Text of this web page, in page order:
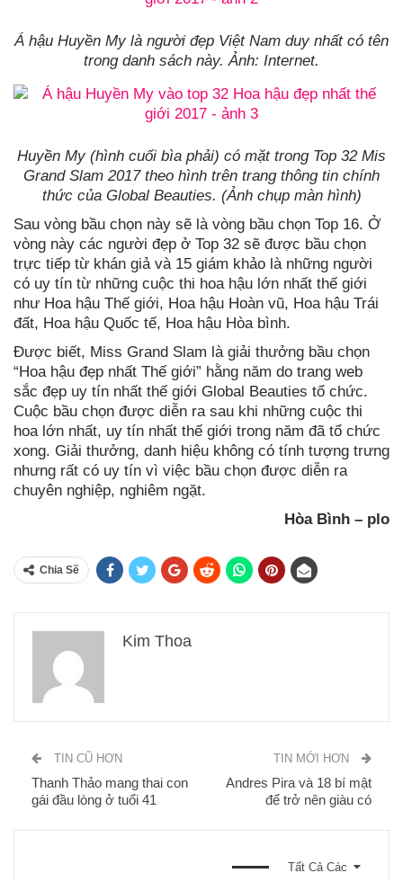
Á hậu Huyền My là người đẹp Việt Nam duy nhất có tên
trong danh sách này. Ảnh: Internet.
Huyền My (hình cuối bìa phải) có mặt trong Top 32 Mis
Grand Slam 2017 theo hình trên trang thông tin chính
thức của Global Beauties. (Ảnh chụp màn hình)
Sau vòng bầu chọn này sẽ là vòng bầu chọn Top 16. Ở
vòng này các người đẹp ở Top 32 sẽ được bầu chọn
trực tiếp từ khán giả và 15 giám khảo là những người
có uy tín từ những cuộc thi hoa hậu lớn nhất thế giới
như Hoa hậu Thế giới, Hoa hậu Hoàn vũ, Hoa hậu Trái
đất, Hoa hậu Quốc tế, Hoa hậu Hòa bình.
Được biết, Miss Grand Slam là giải thưởng bầu chọn
“Hoa hậu đẹp nhất Thế giới” hằng năm do trang web
sắc đẹp uy tín nhất thế giới Global Beauties tổ chức.
Cuộc bầu chọn được diễn ra sau khi những cuộc thi
hoa lớn nhất, uy tín nhất thế giới trong năm đã tổ chức
xong. Giải thưởng, danh hiệu không có tính tượng trưng
nhưng rất có uy tín vì việc bầu chọn được diễn ra
chuyên nghiệp, nghiêm ngặt.
Hòa Bình – plo
Chia Sẽ
Kim Thoa
TIN CŨ HƠN
Thanh Thảo mang thai con
gái đầu lòng ở tuổi 41
TIN MỚI HƠN
Andres Pira và 18 bí mật
để trở nên giàu có
Tất Cả Các